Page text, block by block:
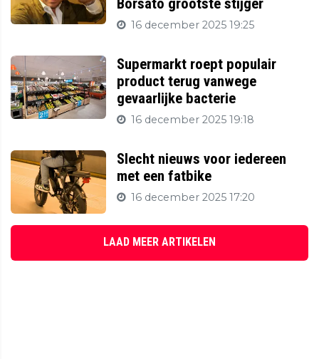
Borsato grootste stijger
16 december 2025 19:25
Supermarkt roept populair
product terug vanwege
gevaarlijke bacterie
16 december 2025 19:18
Slecht nieuws voor iedereen
met een fatbike
16 december 2025 17:20
LAAD MEER ARTIKELEN